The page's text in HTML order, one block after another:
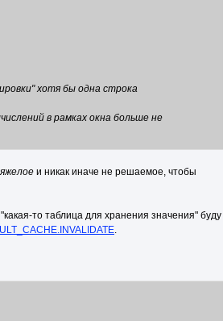
хотя бы одна строка
в рамках окна больше не
и никак иначе не решаемое, чтобы
то таблица для хранения значения" буду
.